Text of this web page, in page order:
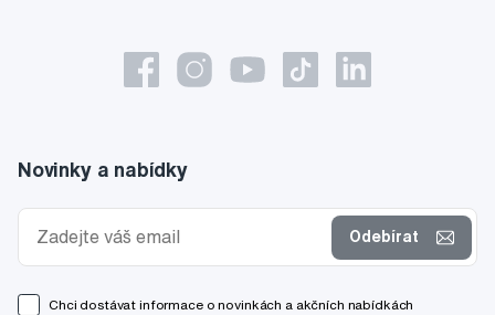
Novinky a nabídky
Odebírat
Chci dostávat informace o novinkách a akčních nabídkách